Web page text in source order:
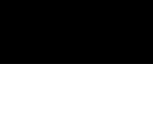
6, 2630 Ternitz